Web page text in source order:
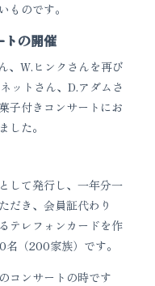
ものです。
トの開催
、W.ヒンクさんを再び
ットさん、D.アダムさ
子付きコンサートにお
した。
して発行し、一年分一
だき、会員証代わり
テレフォンカードを作
（200家族）です。
コンサートの時です